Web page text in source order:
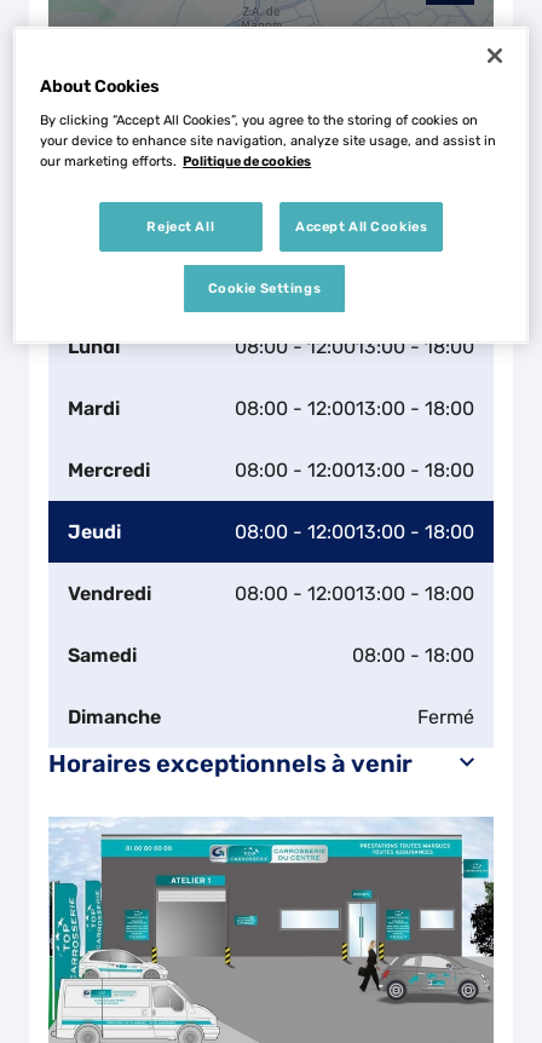
Horaires d'ouverture
Lundi 08:00 - 12:0013:00 - 18:00
Mardi 08:00 - 12:0013:00 - 18:00
Mercredi 08:00 - 12:0013:00 - 18:00
Jeudi 08:00 - 12:0013:00 - 18:00
Vendredi 08:00 - 12:0013:00 - 18:00
Samedi 08:00 - 18:00
Dimanche Fermé
Horaires exceptionnels à venir
Naviguer Itinéraire
About Cookies
By clicking “Accept All Cookies”, you agree to the storing of cookies on
your device to enhance site navigation, analyze site usage, and assist in
our marketing efforts. Politique de cookies
Reject All Accept All Cookies
Cookie Settings